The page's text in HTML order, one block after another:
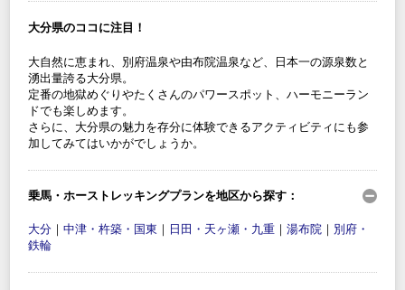
大分県のココに注目！
大自然に恵まれ、別府温泉や由布院温泉など、日本一の源泉数と
湧出量誇る大分県。
定番の地獄めぐりやたくさんのパワースポット、ハーモニーラン
ドでも楽しめます。
さらに、大分県の魅力を存分に体験できるアクティビティにも参
加してみてはいかがでしょうか。
乗馬・ホーストレッキングプランを地区から探す：
大分 ｜ 中津・杵築・国東 ｜ 日田・天ヶ瀬・九重 ｜ 湯布院 ｜ 別府・
鉄輪